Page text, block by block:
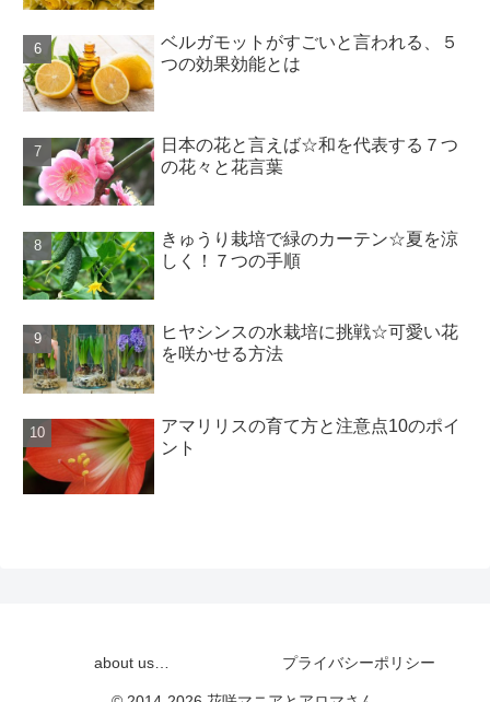
ベルガモットがすごいと言われる、５
つの効果効能とは
日本の花と言えば☆和を代表する７つ
の花々と花言葉
きゅうり栽培で緑のカーテン☆夏を涼
しく！７つの手順
ヒヤシンスの水栽培に挑戦☆可愛い花
を咲かせる方法
アマリリスの育て方と注意点10のポイ
ント
about us… プライバシーポリシー